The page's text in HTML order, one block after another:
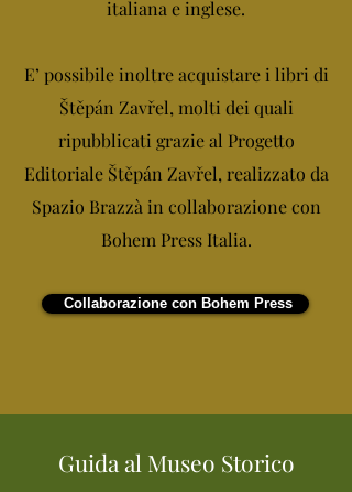
italiana e inglese.
E’ possibile inoltre acquistare i libri di
Štěpán Zavřel, molti dei quali
ripubblicati grazie al Progetto
Editoriale Štěpán Zavřel, realizzato da
Spazio Brazzà in collaborazione con
Bohem Press Italia.
Collaborazione con Bohem Press
Guida al Museo Storico